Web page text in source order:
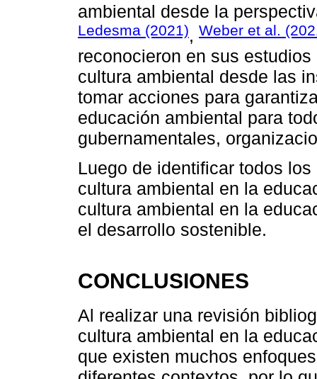
ambiental desde la
Ledesma (2021), Weber et al.
reconocieron en sus
cultura ambiental desde las
tomar acciones para
educación ambiental para
gubernamentales,
Luego de identificar todos
cultura ambiental en la
cultura ambiental en la
el desarrollo sostenible.
CONCLUSIONES
Al realizar una revisión
cultura ambiental en la
que existen muchos